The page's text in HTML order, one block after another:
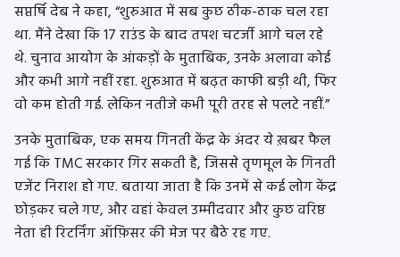
सप्तर्षि देब ने कहा, “शुरुआत में सब कुछ ठीक-ठाक चल रहा
था. मैंने देखा कि 17 राउंड के बाद तपश चटर्जी आगे चल रहे
थे. चुनाव आयोग के आंकड़ों के मुताबिक, उनके अलावा कोई
और कभी आगे नहीं रहा. शुरुआत में बढ़त काफी बड़ी थी, फिर
वो कम होती गई. लेकिन नतीजे कभी पूरी तरह से पलटे नहीं.”
उनके मुताबिक, एक समय गिनती केंद्र के अंदर ये ख़बर फैल
गई कि TMC सरकार गिर सकती है, जिससे तृणमूल के गिनती
एजेंट निराश हो गए. बताया जाता है कि उनमें से कई लोग केंद्र
छोड़कर चले गए, और वहां केवल उम्मीदवार और कुछ वरिष्ठ
नेता ही रिटर्निंग ऑफ़िसर की मेज पर बैठे रह गए.